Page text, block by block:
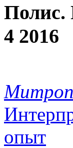
Полис.
4 2016
опыт